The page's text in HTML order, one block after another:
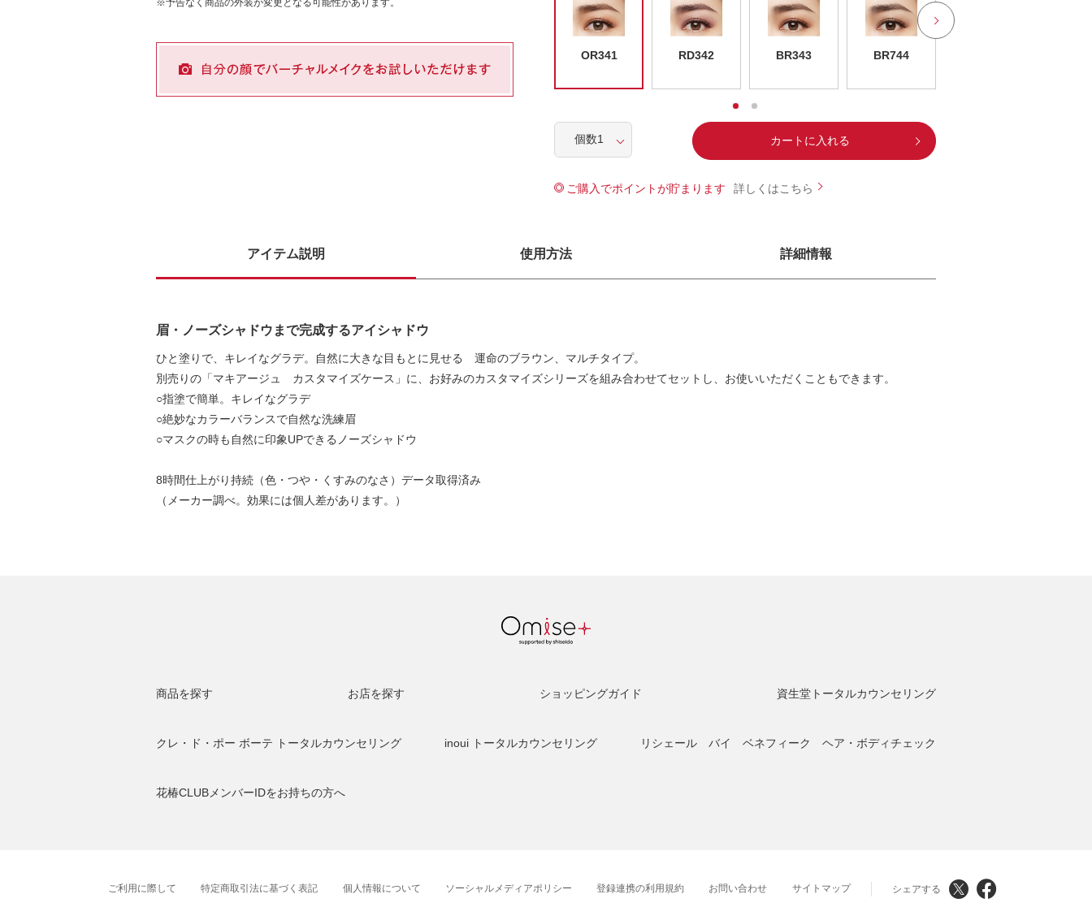
※予告なく商品の外装が変更となる可能性があります。
OR341 RD342 BR343 BR744
カートに入れる
ご購入でポイントが貯まります
アイテム説明 使用方法 詳細情報
眉・ノーズシャドウまで完成するアイシャドウ
ひと塗りで、キレイなグラデ。自然に大きな目もとに見せる 運命のブラウン、マルチタイプ。
別売りの「マキアージュ カスタマイズケース」に、お好みのカスタマイズシリーズを組み合わせてセットし、お使いいただくこともできます。
○指塗で簡単。キレイなグラデ
○絶妙なカラーバランスで自然な洗練眉
○マスクの時も自然に印象UPできるノーズシャドウ
8時間仕上がり持続（色・つや・くすみのなさ）データ取得済み
（メーカー調べ。効果には個人差があります。）
商品を探す お店を探す ショッピングガイド 資生堂トータルカウンセリング
クレ・ド・ポー ボーテ トータルカウンセリング inoui トータルカウンセリング リシェール バイ ベネフィーク ヘア・ボディチェック
花椿CLUBメンバーIDをお持ちの方へ
ご利用に際して 特定商取引法に基づく表記 個人情報について ソーシャルメディアポリシー 登録連携の利用規約 お問い合わせ サイトマップ シェアする